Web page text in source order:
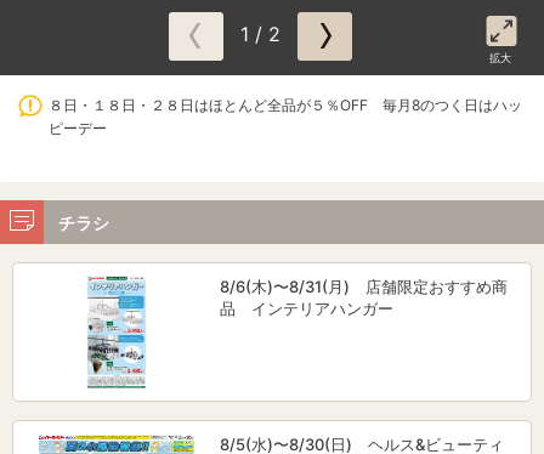
1 / 2
拡大
８日・１８日・２８日はほとんど全品が５％OFF 毎月8のつく日はハッ
ピーデー
チラシ
8/6(木)〜8/31(月) 店舗限定おすすめ商
品 インテリアハンガー
8/5(水)〜8/30(日) ヘルス&ビューティ